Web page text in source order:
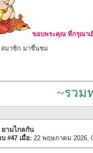
ขอบพระคุณ ที่กรุณาเ
มาชิก มาชื่นชม
~รวม
ยามไกลกัน
บ #47 เมื่อ: 22 พฤษภาคม 2026,